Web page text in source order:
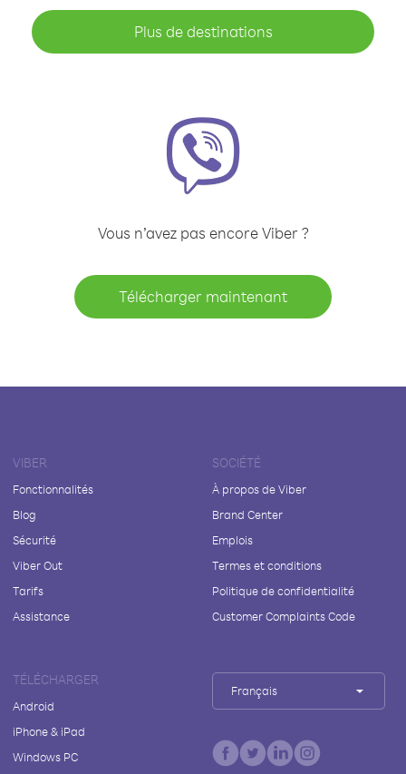
Plus de destinations
Vous n’avez pas encore Viber ?
Télécharger maintenant
VIBER
Fonctionnalités
Blog
Sécurité
Viber Out
Tarifs
Assistance
SOCIÉTÉ
À propos de Viber
Brand Center
Emplois
Termes et conditions
Politique de confidentialité
Customer Complaints Code
TÉLÉCHARGER
Android
iPhone & iPad
Windows PC
Français